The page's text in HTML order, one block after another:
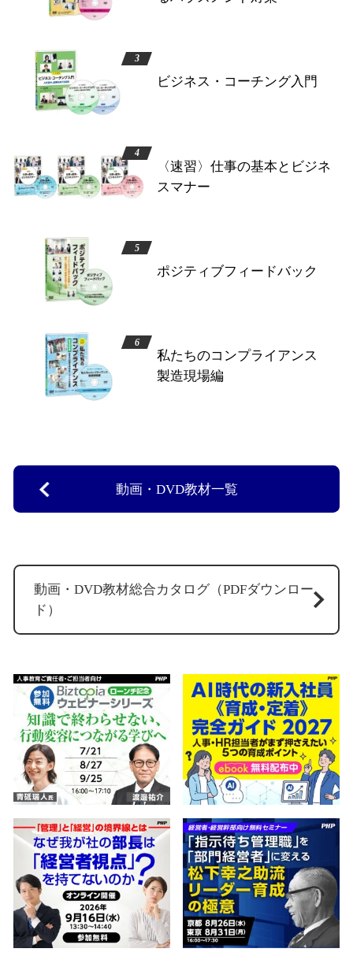
ビジネス・コーチング入門
〈速習〉仕事の基本とビジネ
スマナー
ポジティブフィードバック
私たちのコンプライアンス
製造現場編
動画・DVD教材一覧
動画・DVD教材総合カタログ（PDFダウンロー
ド）